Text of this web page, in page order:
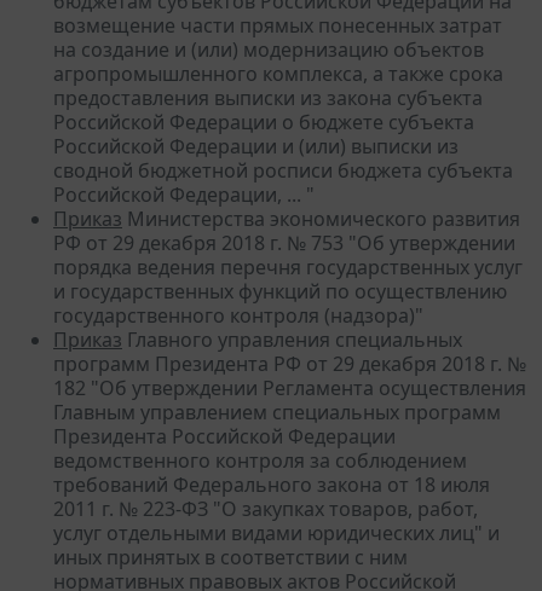
возмещение части прямых понесенных затрат
на создание и (или) модернизацию объектов
агропромышленного комплекса, а также срока
предоставления выписки из закона субъекта
Российской Федерации о бюджете субъекта
Российской Федерации и (или) выписки из
сводной бюджетной росписи бюджета субъекта
Российской Федерации, ... "
Приказ Министерства экономического развития
РФ от 29 декабря 2018 г. № 753 "Об утверждении
порядка ведения перечня государственных услуг
и государственных функций по осуществлению
государственного контроля (надзора)"
Приказ Главного управления специальных
программ Президента РФ от 29 декабря 2018 г. №
182 "Об утверждении Регламента осуществления
Главным управлением специальных программ
Президента Российской Федерации
ведомственного контроля за соблюдением
требований Федерального закона от 18 июля
2011 г. № 223-ФЗ "О закупках товаров, работ,
услуг отдельными видами юридических лиц" и
иных принятых в соответствии с ним
нормативных правовых актов Российской